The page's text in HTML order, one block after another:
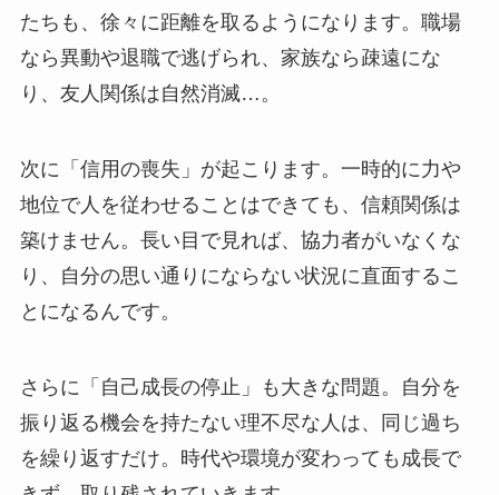
たちも、徐々に距離を取るようになります。職場
なら異動や退職で逃げられ、家族なら疎遠にな
り、友人関係は自然消滅…。
次に「信用の喪失」が起こります。一時的に力や
地位で人を従わせることはできても、信頼関係は
築けません。長い目で見れば、協力者がいなくな
り、自分の思い通りにならない状況に直面するこ
とになるんです。
さらに「自己成長の停止」も大きな問題。自分を
振り返る機会を持たない理不尽な人は、同じ過ち
を繰り返すだけ。時代や環境が変わっても成長で